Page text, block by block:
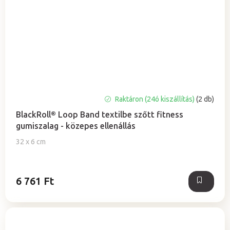
BlackRoll® Loop Band textilbe szőtt fitness
gumiszalag - közepes ellenállás
32 x 6 cm
Raktáron (24ó kiszállítás) (2 db)
6 761 Ft